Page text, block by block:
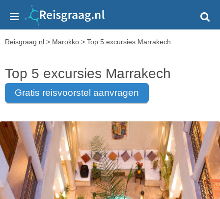
Reisgraag.nl > Marokko > Top 5 excursies Marrakech
Top 5 excursies Marrakech
gratis reisvoorstel aanvragen